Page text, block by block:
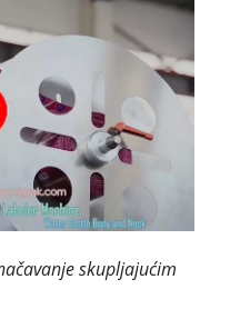
skupljajućim